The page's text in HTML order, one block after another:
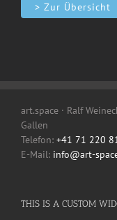
> Zur Übersicht
art.space · Ralf
Gallen
Telefon: +41 71 220
E-Mail: info@art-
THIS IS A CUSTOM